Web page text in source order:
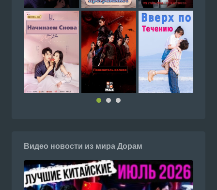
Мой счастливый конец
Смотреть Южнокорейский
астливый конец с русской
Видео новости из мира Дорам